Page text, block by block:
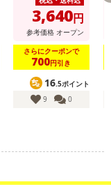
おります。
が予めご了承下さ
3,640円
参考価格 オープン
さらにクーポンで
700円引き
16.5ポイント
9
0